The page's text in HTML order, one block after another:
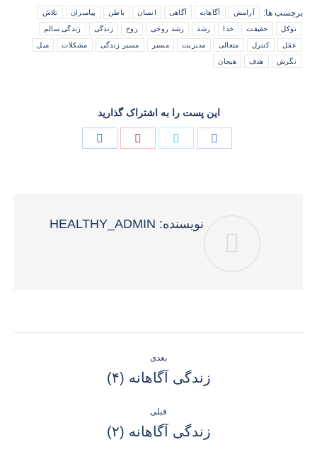
برچسب ها: آرامش آگاهانه آگاهی انسان باطن پیامبران تلاش
توکل حقیقت خدا رشد رشد روحی روح زندگی زندگی سالم
عقل کنترل متعالی مدیریت مسیر مسیر زندگی مشکلات میل
نگرش هدف هیجان
این پست را به اشتراک گذارید
نویسنده:
قبلی
نوشته
زندگی آگاهانه (۲)
بعدی
نوشته
زندگی آگاهانه (۴)